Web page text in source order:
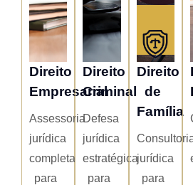
Direito
Empresarial
Assessoria
jurídica
completa
para
Direito
Criminal
Defesa
jurídica
estratégica
para
Direito
de
Família
jurídica
para